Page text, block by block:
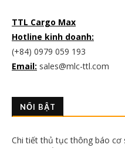
TTL Cargo Max
Hotline kinh doanh:
(+84) 0979 059 193
Email: sales@mlc-ttl.com
NỔI BẬT
Chi tiết thủ tục thông báo cơ